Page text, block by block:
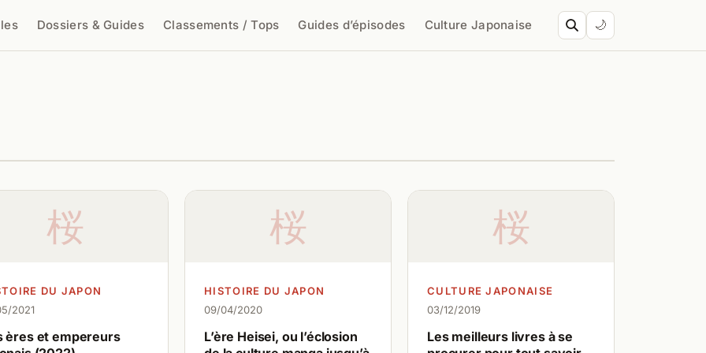
Dossiers & Guides Classements / Tops Guides d’épisodes Culture Japonaise 🌙
桜
DU JAPON
2021
ères et empereurs
桜
HISTOIRE DU JAPON
09/04/2020
L’ère Heisei, ou l’éclosion
桜
CULTURE JAPONAISE
03/12/2019
Les meilleurs livres à se